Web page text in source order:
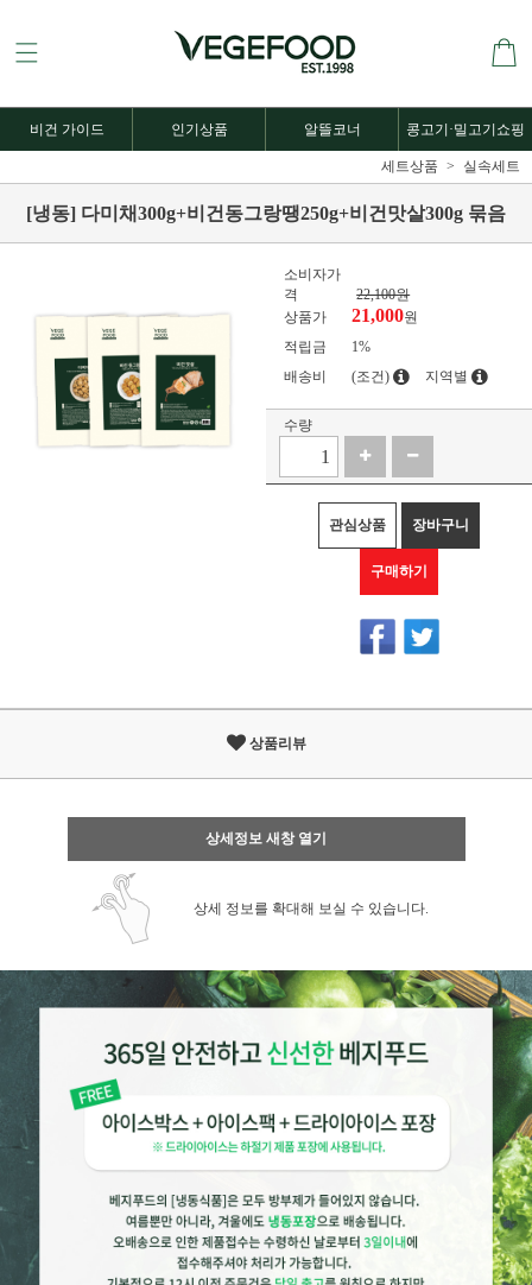
비건 가이드 인기상품 알뜰코너 콩고기·밀고기쇼핑
세트상품 실속세트
[냉동] 다미채300g+비건동그랑땡250g+비건맛살300g 묶음
소비자가
격
22,100원
상품가
21,000원
적립금
1%
배송비
(조건) 지역별
수량
관심상품 장바구니
구매하기
상품리뷰
상세정보 새창 열기
상세 정보를 확대해 보실 수 있습니다.